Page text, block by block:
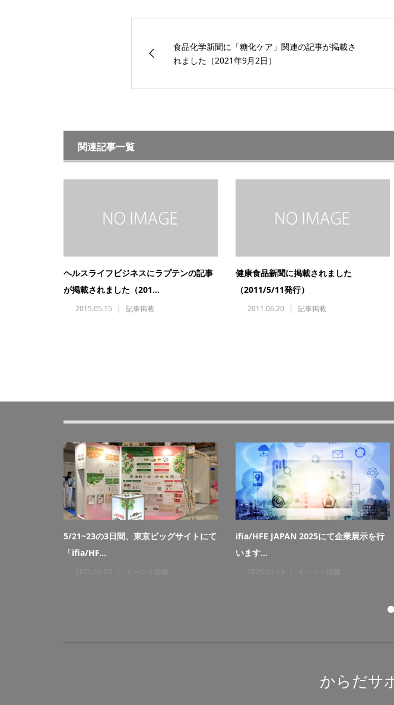
食品化学新聞に「糖化ケア」関連の記事が掲載さ
れました（2021年9月2日）
関連記事一覧
ヘルスライフビジネスにラプテンの記事
が掲載されました（201...
2015.05.15 記事掲載
健康食品新聞に掲載されました
（2011/5/11発行）
2011.06.20 記事掲載
5/21~23の3日間、東京ビッグサイトにて
「ifia/HF...
2025.06.02 イベント情報
ifia/HFE JAPAN 2025にて企業展示を行
います...
2025.05.15 イベント情報
からだサ